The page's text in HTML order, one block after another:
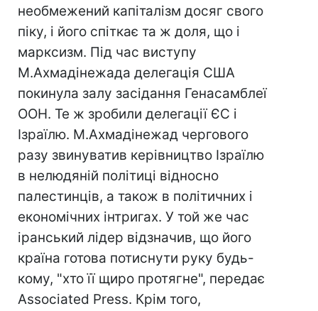
необмежений капіталізм досяг свого
піку, і його спіткає та ж доля, що і
марксизм. Під час виступу
М.Ахмадінежада делегація США
покинула залу засідання Генасамблеї
ООН. Те ж зробили делегації ЄС і
Ізраїлю. М.Ахмадінежад чергового
разу звинуватив керівництво Ізраїлю
в нелюдяній політиці відносно
палестинців, а також в політичних і
економічних інтригах. У той же час
іранський лідер відзначив, що його
країна готова потиснути руку будь-
кому, "хто її щиро протягне", передає
Associated Press. Крім того,